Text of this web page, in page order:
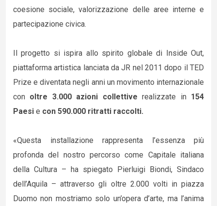
coesione sociale, valorizzazione delle aree interne e
partecipazione civica.
Il progetto si ispira allo spirito globale di Inside Out,
piattaforma artistica lanciata da JR nel 2011 dopo il TED
Prize e diventata negli anni un movimento internazionale
con oltre 3.000 azioni collettive realizzate in 154
Paesi e con 590.000 ritratti raccolti.
«Questa installazione rappresenta l’essenza più
profonda del nostro percorso come Capitale italiana
della Cultura – ha spiegato Pierluigi Biondi, Sindaco
dell’Aquila – attraverso gli oltre 2.000 volti in piazza
Duomo non mostriamo solo un’opera d’arte, ma l’anima